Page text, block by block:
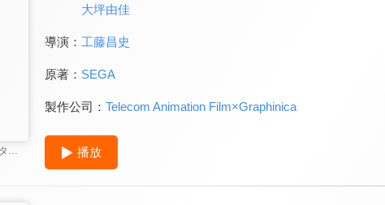
チェインクロニクル～ヘクセイタスの閃～
大坪由佳
導演： 工藤昌史
原著： SEGA
製作公司： Telecom Animation Film×Graphinica
播放